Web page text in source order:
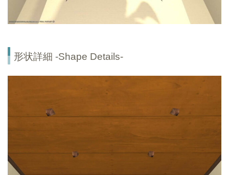
形状詳細 -Shape Details-